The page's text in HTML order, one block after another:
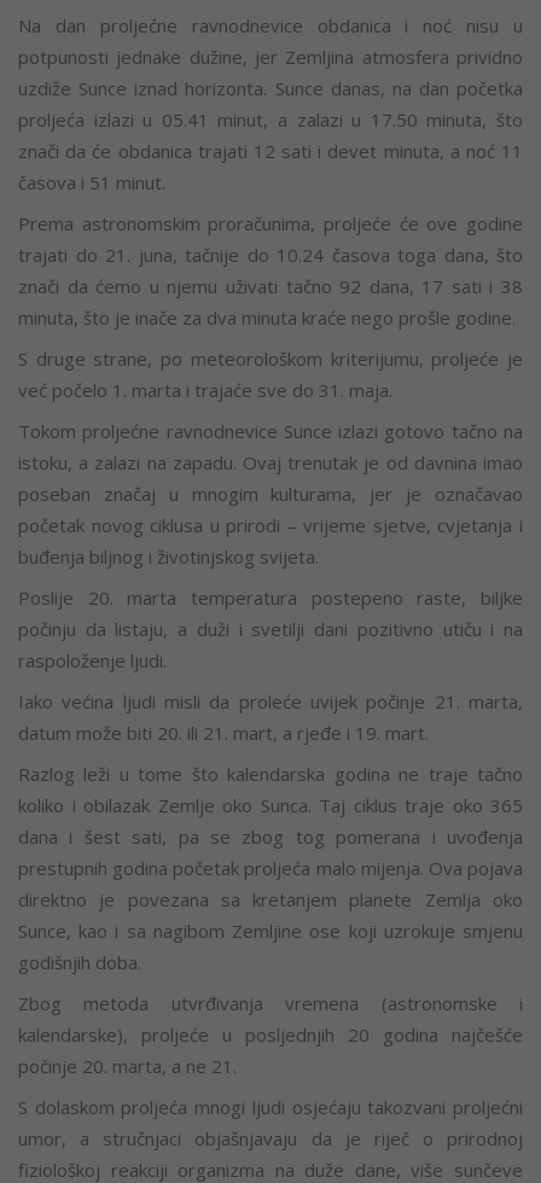
Na dan proljećne ravnodnevice obdanica i noć nisu u
potpunosti jednake dužine, jer Zemljina atmosfera prividno
uzdiže Sunce iznad horizonta. Sunce danas, na dan početka
proljeća izlazi u 05.41 minut, a zalazi u 17.50 minuta, što
znači da će obdanica trajati 12 sati i devet minuta, a noć 11
časova i 51 minut.
Prema astronomskim proračunima, proljeće će ove godine
trajati do 21. juna, tačnije do 10.24 časova toga dana, što
znači da ćemo u njemu uživati tačno 92 dana, 17 sati i 38
minuta, što je inače za dva minuta kraće nego prošle godine.
S druge strane, po meteorološkom kriterijumu, proljeće je
već počelo 1. marta i trajaće sve do 31. maja.
Tokom proljećne ravnodnevice Sunce izlazi gotovo tačno na
istoku, a zalazi na zapadu. Ovaj trenutak je od davnina imao
poseban značaj u mnogim kulturama, jer je označavao
početak novog ciklusa u prirodi – vrijeme sjetve, cvjetanja i
buđenja biljnog i životinjskog svijeta.
Poslije 20. marta temperatura postepeno raste, biljke
počinju da listaju, a duži i svetilji dani pozitivno utiču i na
raspoloženje ljudi.
Iako većina ljudi misli da proleće uvijek počinje 21. marta,
datum može biti 20. ili 21. mart, a rjeđe i 19. mart.
Razlog leži u tome što kalendarska godina ne traje tačno
koliko i obilazak Zemlje oko Sunca. Taj ciklus traje oko 365
dana i šest sati, pa se zbog tog pomerana i uvođenja
prestupnih godina početak proljeća malo mijenja. Ova pojava
direktno je povezana sa kretanjem planete Zemlja oko
Sunce, kao i sa nagibom Zemljine ose koji uzrokuje smjenu
godišnjih doba.
Zbog metoda utvrđivanja vremena (astronomske i
kalendarske), proljeće u posljednjih 20 godina najčešće
počinje 20. marta, a ne 21.
S dolaskom proljeća mnogi ljudi osjećaju takozvani proljećni
umor, a stručnjaci objašnjavaju da je riječ o prirodnoj
fiziološkoj reakciji organizma na duže dane, više sunčeve